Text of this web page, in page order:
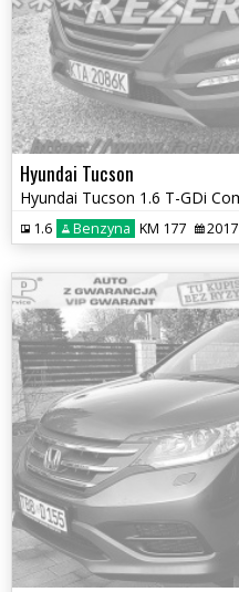
Hyundai Tucson
1.6 Benzyna KM 177 2017